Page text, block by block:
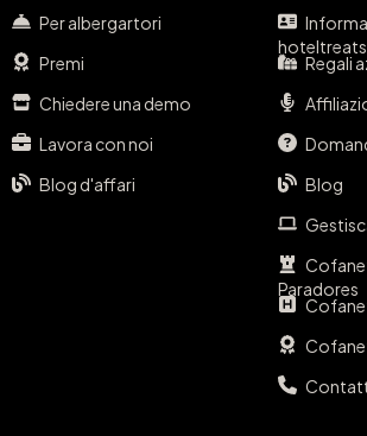
Per albergartori
Premi
Chiedere una demo
Lavora con noi
Blog d'affari
Regali
Blog
Paradores